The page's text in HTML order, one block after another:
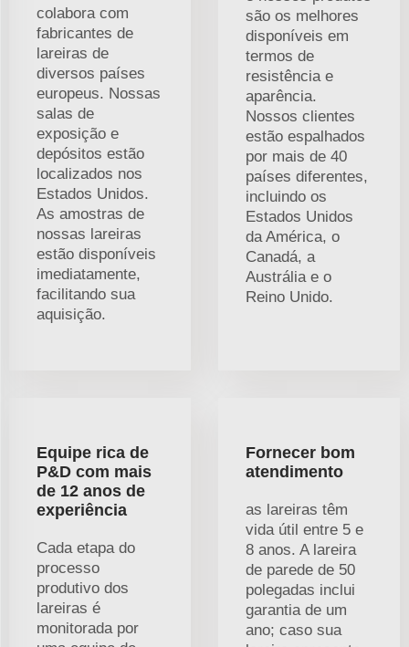
colabora com
fabricantes de
lareiras de
diversos países
europeus. Nossas
salas de
exposição e
depósitos estão
localizados nos
Estados Unidos.
As amostras de
nossas lareiras
estão disponíveis
imediatamente,
facilitando sua
aquisição.
são os melhores
disponíveis em
termos de
resistência e
aparência.
Nossos clientes
estão espalhados
por mais de 40
países diferentes,
incluindo os
Estados Unidos
da América, o
Canadá, a
Austrália e o
Reino Unido.
Equipe rica de
P&D com mais
de 12 anos de
experiência
Cada etapa do
processo
produtivo dos
lareiras é
monitorada por
Fornecer bom
atendimento
as lareiras têm
vida útil entre 5 e
8 anos. A lareira
de parede de 50
polegadas inclui
garantia de um
ano; caso sua